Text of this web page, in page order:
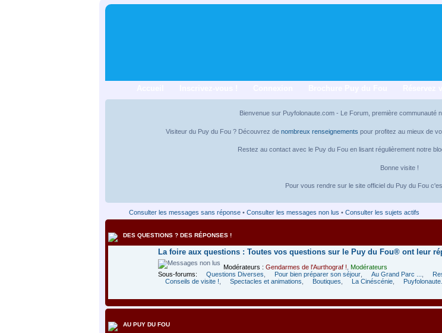
Bienvenue sur Puyfolonaute.com - Le Forum, première communauté
Visiteur du Puy du Fou ? Découvrez de nombreux renseignements pour profitez au mieux de
Restez au contact avec le Puy du Fou en lisant régulièrement notre
Bonne visite !
Pour vous rendre sur le site officiel du Puy du Fou
Consulter les messages sans réponse • Consulter les messages non lus • Consulter les sujets actifs
DES QUESTIONS ? DES RÉPONSES !
La foire aux questions : Toutes vos questions sur le Puy du Fou® ont leur
Modérateurs : Gendarmes de l'Aurthograf ! Modérateurs
Sous-forums:
Questions Diverses Pour bien préparer son séjour Au Grand Parc ...
Conseils de visite !
Spectacles et animations Boutiques La Cinéscénie
AU PUY DU FOU